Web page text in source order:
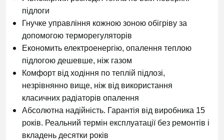
підлоги
Гнучке управління кожною зоною обігріву за
допомогою терморегуляторів
Економить електроенергію, опалення теплою
підлогою дешевше, ніж газом
Комфорт від ходіння по теплій підлозі,
незрівнянно вище, ніж від використання
класичних радіаторів опалення
Абсолютна надійність. Гарантія від виробника 15
років. Реальний термін експлуатації без ремонтів і
вкладень десятки років